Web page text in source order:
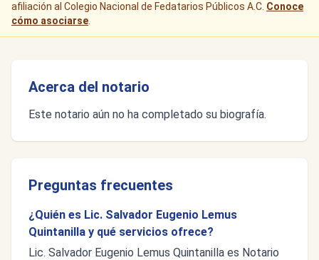
afiliación al Colegio Nacional de Fedatarios Públicos A.C. Conoce
cómo asociarse
Acerca del notario
Este notario aún no ha completado su biografía.
Preguntas frecuentes
¿Quién es Lic. Salvador Eugenio Lemus
Quintanilla y qué servicios ofrece?
Lic. Salvador Eugenio Lemus Quintanilla es Notario